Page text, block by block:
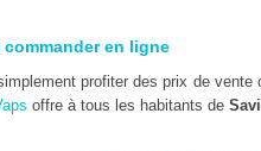
en ligne
profiter des prix de
offre à tous les habitants de